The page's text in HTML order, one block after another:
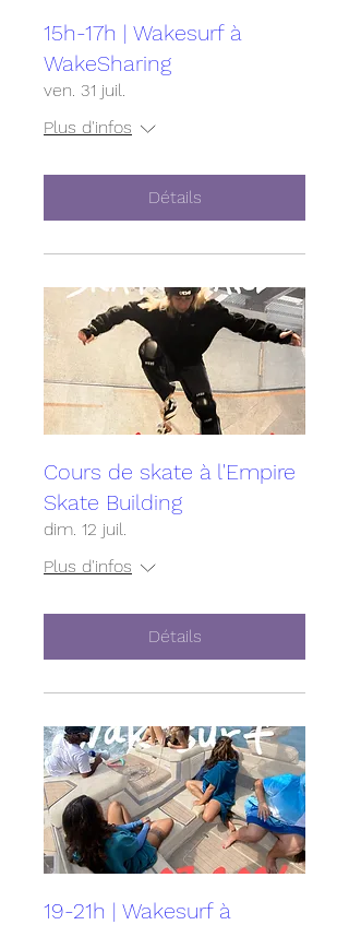
15h-17h | Wakesurf à
WakeSharing
ven. 31 juil.
Plus d'infos
Détails
Cours de skate à l'Empire
Skate Building
dim. 12 juil.
Plus d'infos
Détails
19-21h | Wakesurf à